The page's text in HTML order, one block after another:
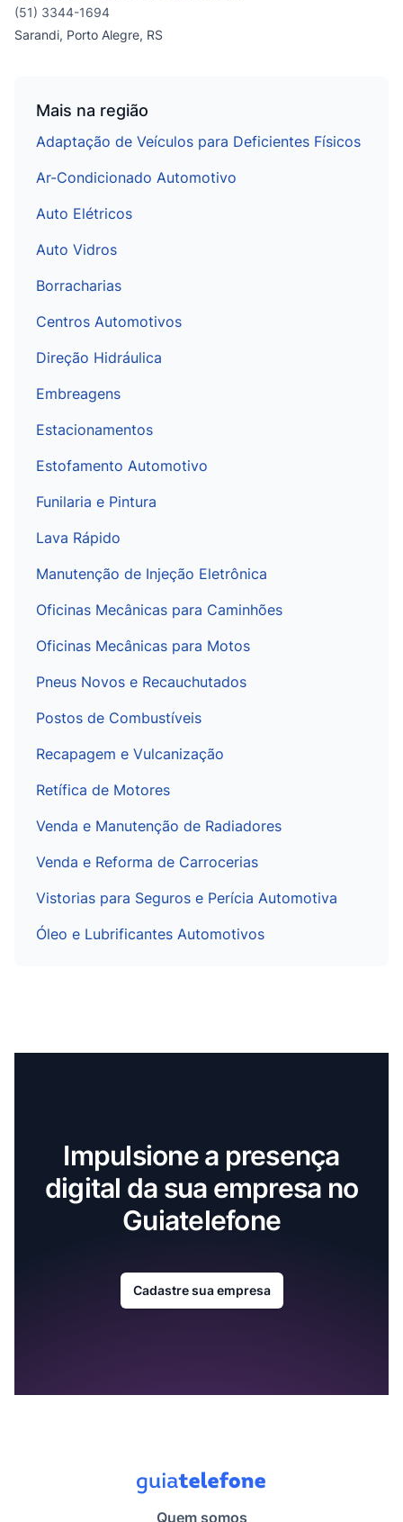
(51) 3344-1694
Sarandi, Porto Alegre, RS
Mais na região
Adaptação de Veículos para Deficientes Físicos
Ar-Condicionado Automotivo
Auto Elétricos
Auto Vidros
Borracharias
Centros Automotivos
Direção Hidráulica
Embreagens
Estacionamentos
Estofamento Automotivo
Funilaria e Pintura
Lava Rápido
Manutenção de Injeção Eletrônica
Oficinas Mecânicas para Caminhões
Oficinas Mecânicas para Motos
Pneus Novos e Recauchutados
Postos de Combustíveis
Recapagem e Vulcanização
Retífica de Motores
Venda e Manutenção de Radiadores
Venda e Reforma de Carrocerias
Vistorias para Seguros e Perícia Automotiva
Óleo e Lubrificantes Automotivos
Impulsione a presença
digital da sua empresa no
Guiatelefone
Cadastre sua empresa
Quem somos